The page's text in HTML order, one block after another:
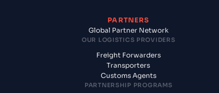
PARTNERS
Global Partner Network
OUR LOGISTICS PROVIDERS
Freight Forwarders
Transporters
Customs Agents
PARTNERSHIP PROGRAMS